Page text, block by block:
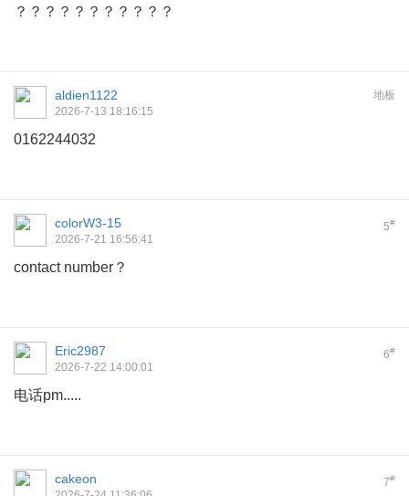
？？？？？？？？？？？
地板
aldien1122
2026-7-13 18:16:15
0162244032
5#
colorW3-15
2026-7-21 16:56:41
contact number？
6#
Eric2987
2026-7-22 14:00:01
电话pm.....
7#
cakeon